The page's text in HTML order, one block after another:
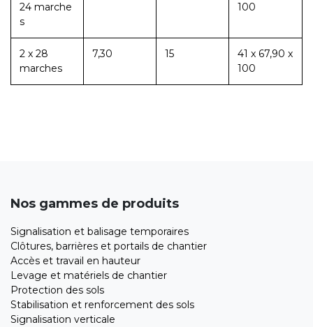
24 marche
s
100
2 x 28
marches
7,30 15
41 x 67,90 x
100
Nos gammes de produits
Signalisation et balisage temporaires
Clôtures, barrières et portails de chantier
Accès et travail en hauteur
Levage et matériels de chantier
Protection des sols
Stabilisation et renforcement des sols
Signalisation verticale